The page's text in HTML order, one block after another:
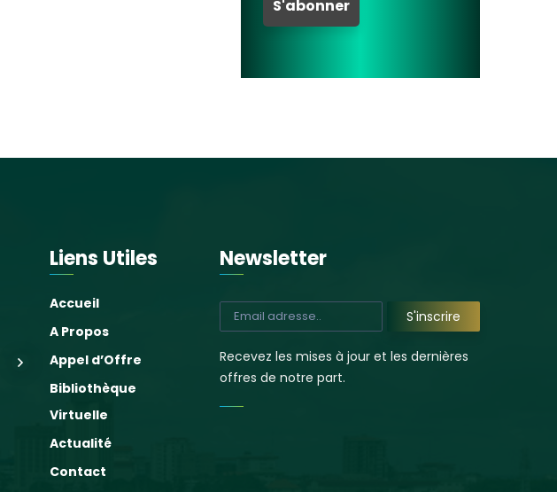
Pose de la première
pierre du Foyer des
Bassengué | sous-
préfecture de Koba
Ratoma : clap de fin
sur l’opération de
curage et
d’assainissement
portée par l’AGETIPE
Liens Utiles
Accueil
A Propos
Appel d’Offre
Bibliothèque
Virtuelle
Actualité
Contact
Newsletter
Recevez les mises à jour et les dernières
offres de notre part.